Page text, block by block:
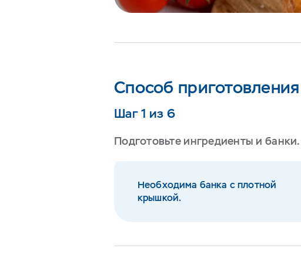
Способ приготовления
Шаг 1 из 6
Подготовьте ингредиенты и банки.
Необходима банка с плотной
крышкой.